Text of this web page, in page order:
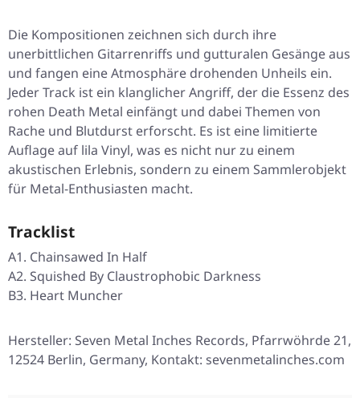
Die Kompositionen zeichnen sich durch ihre
unerbittlichen Gitarrenriffs und gutturalen Gesänge aus
und fangen eine Atmosphäre drohenden Unheils ein.
Jeder Track ist ein klanglicher Angriff, der die Essenz des
rohen Death Metal einfängt und dabei Themen von
Rache und Blutdurst erforscht. Es ist eine limitierte
Auflage auf lila Vinyl, was es nicht nur zu einem
akustischen Erlebnis, sondern zu einem Sammlerobjekt
für Metal-Enthusiasten macht.
Tracklist
A1. Chainsawed In Half
A2. Squished By Claustrophobic Darkness
B3. Heart Muncher
Hersteller: Seven Metal Inches Records, Pfarrwöhrde 21,
12524 Berlin, Germany, Kontakt: sevenmetalinches.com